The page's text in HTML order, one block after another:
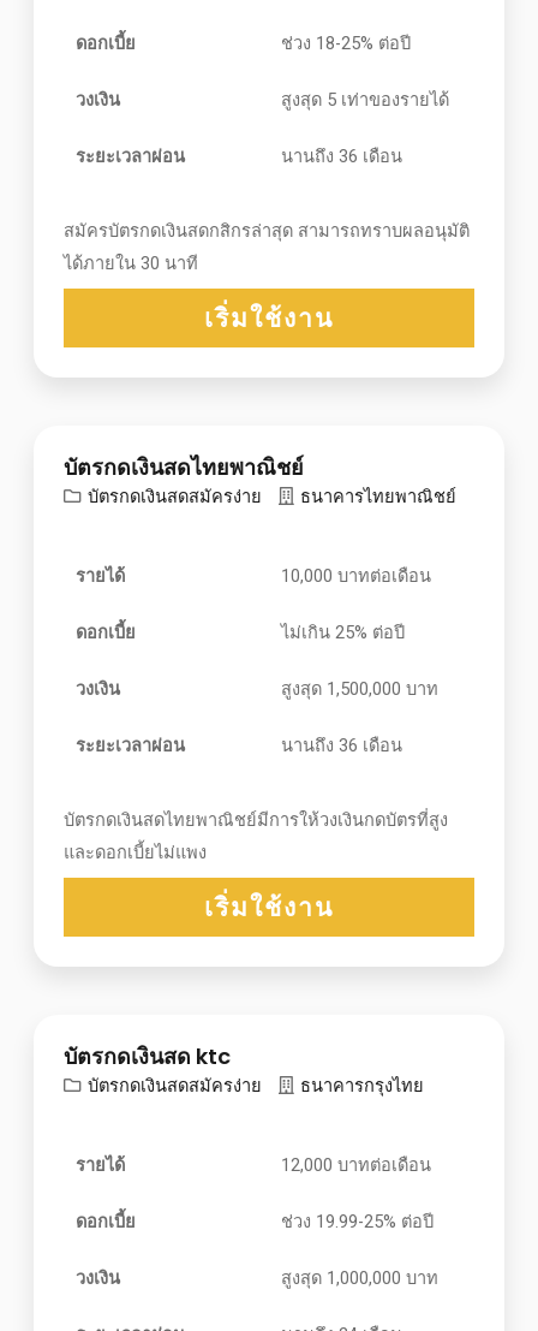
ดอกเบี้ย ช่วง 18-25% ต่อปี
วงเงิน สูงสุด 5 เท่าของรายได้
ระยะเวลาผ่อน นานถึง 36 เดือน
สมัครบัตรกดเงินสดกสิกรล่าสุด สามารถทราบผลอนุมัติ
ได้ภายใน 30 นาที
เริ่มใช้งาน
บัตรกดเงินสดไทยพาณิชย์
บัตรกดเงินสดสมัครง่าย ธนาคารไทยพาณิชย์
รายได้ 10,000 บาทต่อเดือน
ดอกเบี้ย ไม่เกิน 25% ต่อปี
วงเงิน สูงสุด 1,500,000 บาท
ระยะเวลาผ่อน นานถึง 36 เดือน
บัตรกดเงินสดไทยพาณิชย์มีการให้วงเงินกดบัตรที่สูง
และดอกเบี้ยไม่แพง
เริ่มใช้งาน
บัตรกดเงินสด ktc
บัตรกดเงินสดสมัครง่าย ธนาคารกรุงไทย
รายได้ 12,000 บาทต่อเดือน
ดอกเบี้ย ช่วง 19.99-25% ต่อปี
วงเงิน สูงสุด 1,000,000 บาท